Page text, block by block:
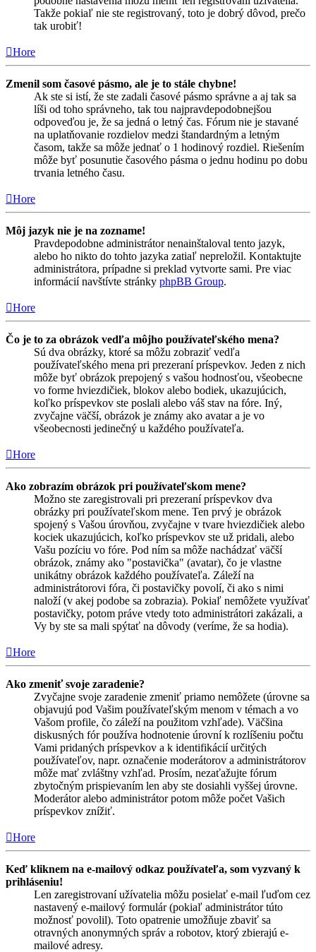
Takže pokiaľ nie ste registrovaný, toto je dobrý dôvod, prečo
tak urobiť!
Hore
Zmenil som časové pásmo, ale je to stále chybne!
Ak ste si istí, že ste zadali časové pásmo správne a aj tak sa
líši od toho správneho, tak tou najpravdepodobnejšou
odpoveďou je, že sa jedná o letný čas. Fórum nie je stavané
na uplatňovanie rozdielov medzi štandardným a letným
časom, takže sa môže jednať o 1 hodinový rozdiel. Riešením
môže byť posunutie časového pásma o jednu hodinu po dobu
trvania letného času.
Hore
Môj jazyk nie je na zozname!
Pravdepodobne administrátor nenainštaloval tento jazyk,
alebo ho nikto do tohto jazyka zatiaľ nepreložil. Kontaktujte
administrátora, prípadne si preklad vytvorte sami. Pre viac
informácií navštívte stránky phpBB Group.
Hore
Čo je to za obrázok vedľa môjho používateľského mena?
Sú dva obrázky, ktoré sa môžu zobraziť vedľa
používateľského mena pri prezeraní príspevkov. Jeden z nich
môže byť obrázok prepojený s vašou hodnosťou, všeobecne
vo forme hviezdičiek, blokov alebo bodiek, ukazujúcich,
koľko príspevkov ste poslali alebo váš stav na fóre. Iný,
zvyčajne väčší, obrázok je známy ako avatar a je vo
všeobecnosti jedinečný u každého používateľa.
Hore
Ako zobrazím obrázok pri používateľskom mene?
Možno ste zaregistrovali pri prezeraní príspevkov dva
obrázky pri používateľskom mene. Ten prvý je obrázok
spojený s Vašou úrovňou, zvyčajne v tvare hviezdičiek alebo
kociek ukazujúcich, koľko príspevkov ste už pridali, alebo
Vašu pozíciu vo fóre. Pod ním sa môže nachádzať väčší
obrázok, známy ako "postavička" (avatar), čo je vlastne
unikátny obrázok každého používateľa. Záleží na
administrátorovi fóra, či postavičky povolí, či ako s nimi
naloží (v akej podobe sa zobrazia). Pokiaľ nemôžete využívať
postavičky, potom práve vtedy toto administrátori zakázali, a
Vy by ste sa mali spýtať na dôvody (veríme, že sa hodia).
Hore
Ako zmeniť svoje zaradenie?
Zvyčajne svoje zaradenie zmeniť priamo nemôžete (úrovne sa
objavujú pod Vašim používateľským menom v témach a vo
Vašom profile, čo záleží na použitom vzhľade). Väčšina
diskusných fór používa hodnotenie úrovní k rozlíšeniu počtu
Vami pridaných príspevkov a k identifikácií určitých
používateľov, napr. označenie moderátorov a administrátorov
môže mať zvláštny vzhľad. Prosím, nezaťažujte fórum
zbytočným prispievaním len aby ste dosiahli vyššej úrovne.
Moderátor alebo administrátor potom môže počet Vašich
príspevkov znížiť.
Hore
Keď kliknem na e-mailový odkaz používateľa, som vyzvaný k
prihláseniu!
Len zaregistrovaní užívatelia môžu posielať e-mail ľuďom cez
nastavený e-mailový formulár (pokiaľ administrátor túto
možnosť povolil). Toto opatrenie umožňuje zbaviť sa
otravných anonymných správ a robotov, ktorý zbierajú e-
mailové adresy.